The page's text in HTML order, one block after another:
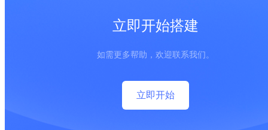
立即开始搭建
如需更多帮助，欢迎联系我们。
立即开始